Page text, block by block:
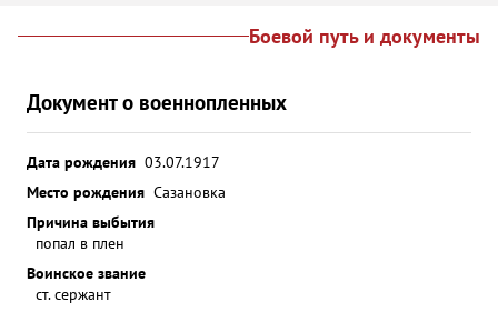
Боевой путь и документы
Документ о военнопленных
Дата рождения 03.07.1917
Место рождения Сазановка
Причина выбытия
попал в плен
Воинское звание
ст. сержант